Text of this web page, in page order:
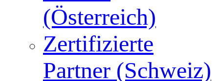
(Österreich)
Zertifizierte
Partner (Schweiz)